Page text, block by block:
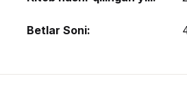
Betlar Soni: